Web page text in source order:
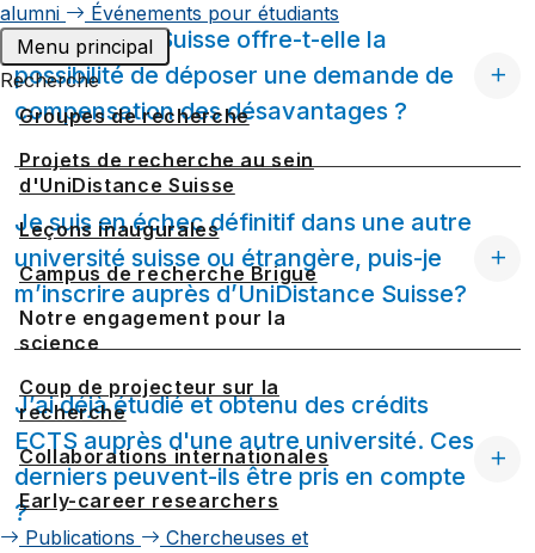
alumni
Événements pour étudiants
Menu principal
Recherche
Groupes de recherche
Projets de recherche au sein
d'UniDistance Suisse
Leçons inaugurales
Campus de recherche Brigue
Notre engagement pour la
science
Coup de projecteur sur la
recherche
Collaborations internationales
Early-career researchers
Publications
Chercheuses et
UniDistance Suisse offre-t-elle la
possibilité de déposer une demande de
compensation des désavantages ?
Je suis en échec définitif dans une autre
université suisse ou étrangère, puis-je
m’inscrire auprès d’UniDistance Suisse?
J’ai déjà étudié et obtenu des crédits
ECTS auprès d'une autre université. Ces
derniers peuvent-ils être pris en compte
?